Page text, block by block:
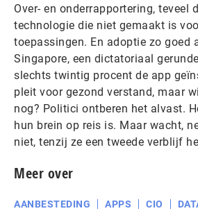
Over- en onderrapportering, teveel
technologie die niet gemaakt is
toepassingen. En adoptie zo goed
Singapore, een dictatoriaal
slechts twintig procent de app
pleit voor gezond verstand, maar
nog? Politici ontberen het alvast.
hun brein op reis is. Maar wacht,
niet, tenzij ze een tweede verblijf
Meer over
AANBESTEDING APPS CIO